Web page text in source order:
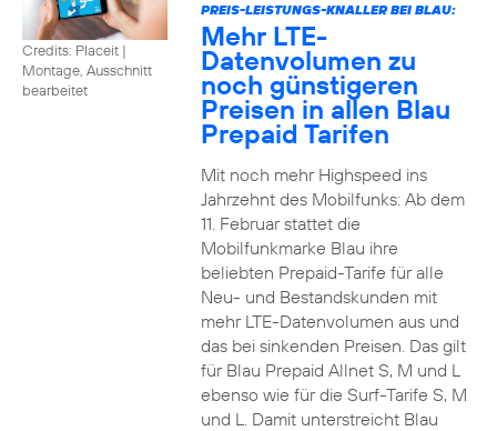
Credits: Placeit |
Montage, Ausschnitt
bearbeitet
PREIS-LEISTUNGS-KNALLER BEI BLAU:
Mehr LTE-
Datenvolumen zu
noch günstigeren
Preisen in allen Blau
Prepaid Tarifen
Mit noch mehr Highspeed ins
Jahrzehnt des Mobilfunks: Ab dem
11. Februar stattet die
Mobilfunkmarke Blau ihre
beliebten Prepaid-Tarife für alle
Neu- und Bestandskunden mit
mehr LTE-Datenvolumen aus und
das bei sinkenden Preisen. Das gilt
für Blau Prepaid Allnet S, M und L
ebenso wie für die Surf-Tarife S, M
und L. Damit unterstreicht Blau